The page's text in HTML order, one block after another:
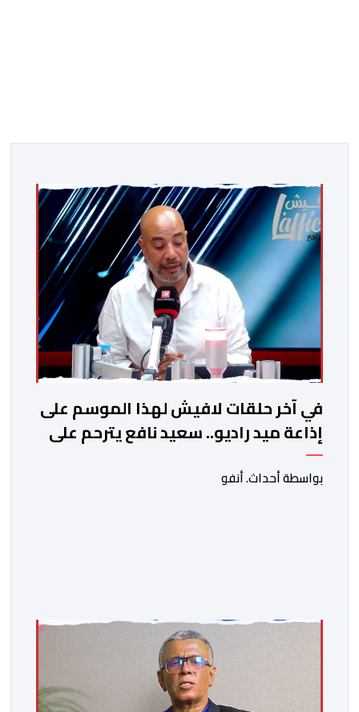
في آخر حلقات لافيش لهذا الموسم على
إذاعة ميد راديو.. سعيد نافع يترحم على
الفقيد الكاتب والصحفي جمال زايد
بواسطة أحداث. أنفو